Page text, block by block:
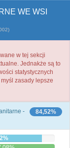
WE WSI
w tej sekcji
Jednakże są to
statystycznych
zasady lepsze
84,52%
-